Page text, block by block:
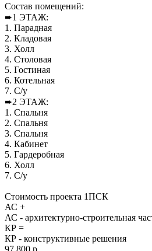
Состав помещений:
➨1 ЭТАЖ:
1. Парадная
2. Кладовая
3. Холл
4. Столовая
5. Гостиная
6. Котельная
7. С/у
➨2 ЭТАЖ:
1. Спальня
2. Спальня
3. Спальня
4. Кабинет
5. Гардеробная
6. Холл
7. С/у
Стоимость проекта 1ПСК
АС +
АС - архитектурно-строительная
КР =
КР - конструктивные решения
97 800 р.